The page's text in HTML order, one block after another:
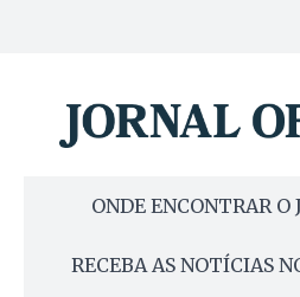
ONDE ENCONTRAR O
RECEBA AS NOTÍCIAS